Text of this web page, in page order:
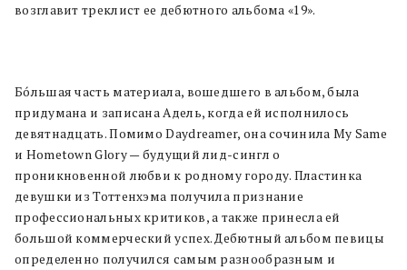
возглавит треклист ее дебютного альбома «19».
Бóльшая часть материала, вошедшего в альбом, была
придумана и записана Адель, когда ей исполнилось
девятнадцать. Помимо Daydreamer, она сочинила My Same
и Hometown Glory — будущий лид-сингл о
проникновенной любви к родному городу. Пластинка
девушки из Тоттенхэма получила признание
профессиональных критиков, а также принесла ей
большой коммерческий успех. Дебютный альбом певицы
определенно получился самым разнообразным и